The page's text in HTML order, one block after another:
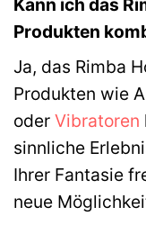
Produkten
Ja, das Rimba
Produkten wie
oder Vibratoren
sinnliche
Ihrer Fantasie
neue